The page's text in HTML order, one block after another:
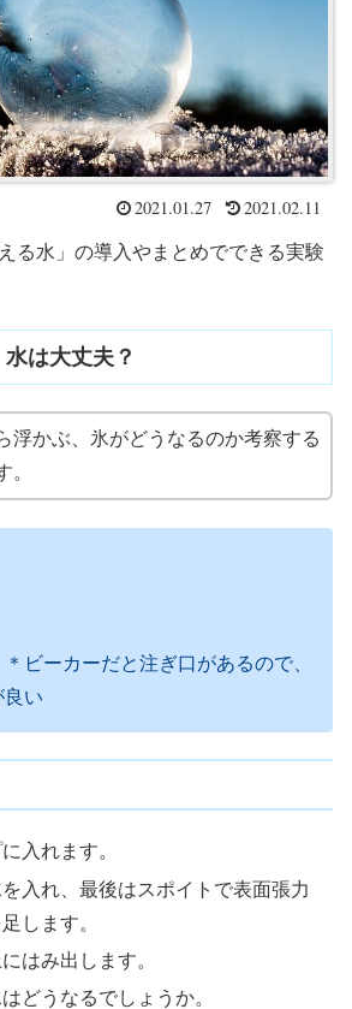
2021.01.27 2021.02.11
る水」の導入やまとめでできる実験
は大丈夫？
浮かぶ、氷がどうなるのか考察する
。
ビーカーだと注ぎ口があるので、
良い
入れます。
入れ、最後はスポイトで表面張力
します。
はみ出します。
どうなるでしょうか。